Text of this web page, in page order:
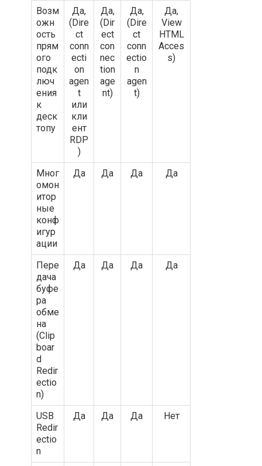
Возм
ожн
ость
прям
ого
подк
люч
ения
к
деск
топу
Да,
(Dire
ct
conn
ecti
on
agen
t
или
кли
ент
RDP
)
Да,
(Dir
ect
con
nec
tion
age
nt)
Да,
(Dire
ct
conn
ectio
n
agen
t)
Да,
View
HTML
Acces
s)
Мног
омон
итор
ные
конф
игур
ации
Да Да Да Да
Пере
дача
буфе
ра
обме
на
(Clip
boar
d
Redir
ectio
n)
Да Да Да Да
USB
Redir
ectio
n
Да Да Да Нет